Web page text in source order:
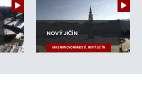
NOVÝ JIČÍN
MASARYKOVO NÁMĚSTÍ, NOVÝ JIČÍN